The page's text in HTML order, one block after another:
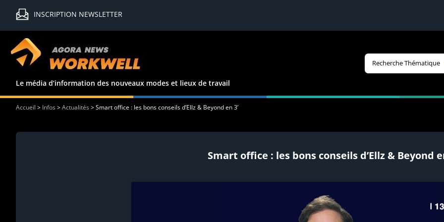
INSCRIPTION NEWSLETTER
Le média d’information des nouveaux modes et lieux de travail
Recherche Thématique
Accueil > Infos>Actualités>Smart office : les bons conseils d’Ellz & Beyond en 3’
Smart office : les bons conseils d’Ellz & Beyond